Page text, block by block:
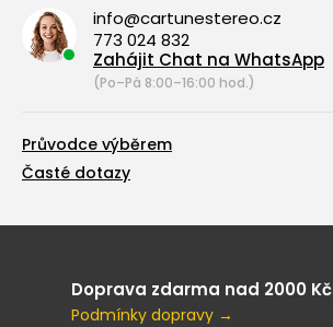
info@cartunestereo.cz
773 024 832
Zahájit Chat na WhatsApp
(Po–Pá 8:00–16:00 hod.)
Průvodce výběrem
Časté dotazy
Doprava zdarma nad 2000 Kč
Podmínky dopravy →